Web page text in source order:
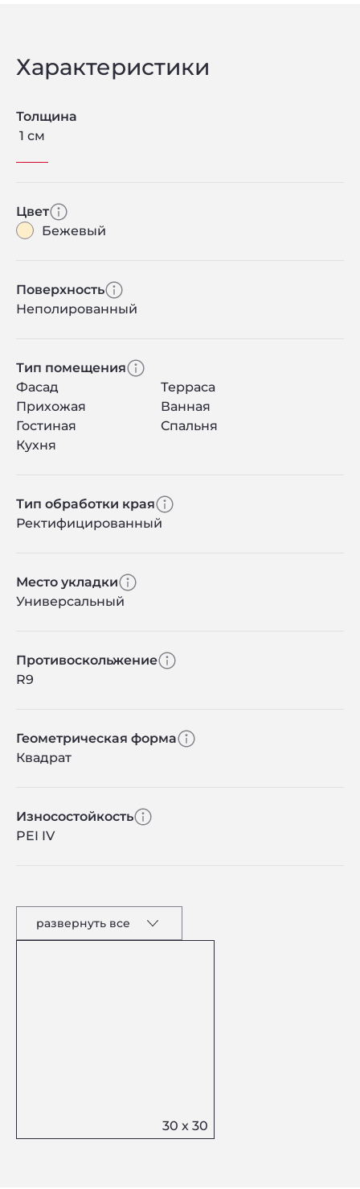
Характеристики
Толщина
1 см
Цвет
Бежевый
Поверхность
Неполированный
Тип помещения
Фасад
Терраса
Прихожая
Ванная
Гостиная
Спальня
Кухня
Тип обработки края
Ректифицированный
Место укладки
Универсальный
Противоскольжение
R9
Геометрическая форма
Квадрат
Износостойкость
PEI IV
развернуть все